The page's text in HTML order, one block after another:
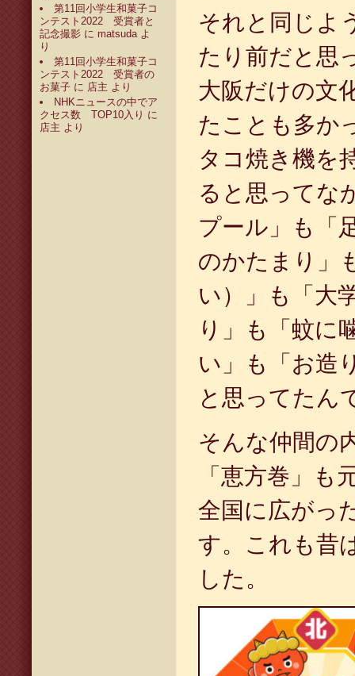
第11回小学生和菓子コ
ンテスト2022 受賞者と
記念撮影 に matsudaよ
り
第11回小学生和菓子コ
ンテスト2022 受賞者の
お菓子 に 店主 より
NHKニュースの中でア
クセス数 TOP10入り に
店主 より
それと同じよ
たり前だと思
大阪だけの文
たことも多か
タコ焼き機を
ると思ってな
プール」も「
のかたまり」
い）」も「大
り」も「蚊に
い」も「お造
と思ってたん
そんな仲間の
「恵方巻」も
全国に広がっ
す。これも昔
した。